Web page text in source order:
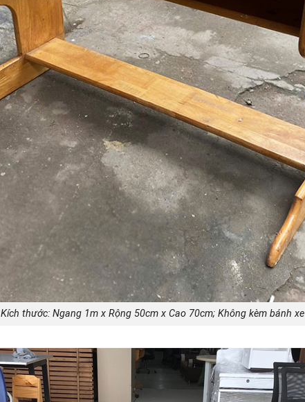
Kích thước: Ngang 1m x Rộng 50cm x Cao 70cm; Không kèm bánh xe